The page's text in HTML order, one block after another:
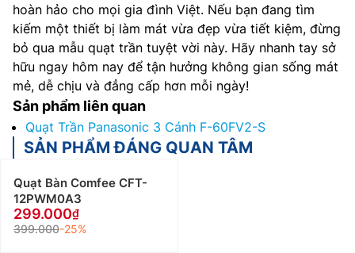
hoàn hảo cho mọi gia đình Việt. Nếu bạn đang tìm
kiếm một thiết bị làm mát vừa đẹp vừa tiết kiệm, đừng
bỏ qua mẫu quạt trần tuyệt vời này. Hãy nhanh tay sở
hữu ngay hôm nay để tận hưởng không gian sống mát
mẻ, dễ chịu và đẳng cấp hơn mỗi ngày!
Sản phẩm liên quan
Quạt Trần Panasonic 3 Cánh F-60FV2-S
SẢN PHẨM ĐÁNG QUAN TÂM
Quạt Bàn Comfee CFT-
12PWM0A3
299.000
399.000-25%